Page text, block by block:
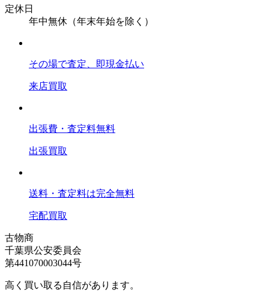
定休日
年中無休（年末年始を除く）
その場で査定、即現金払い
来店買取
出張費・査定料無料
出張買取
送料・査定料は完全無料
宅配買取
古物商
千葉県公安委員会
第441070003044号
高く買い取る自信があります。